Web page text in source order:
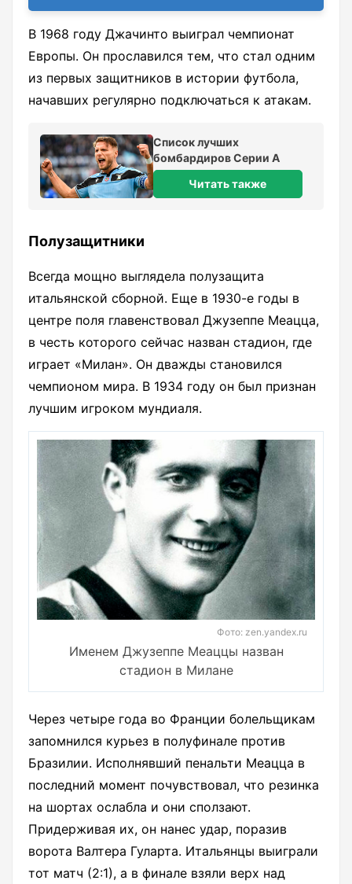
В 1968 году Джачинто выиграл чемпионат
Европы. Он прославился тем, что стал одним
из первых защитников в истории футбола,
начавших регулярно подключаться к атакам.
Список лучших
бомбардиров Серии А
Читать также
Полузащитники
Всегда мощно выглядела полузащита
итальянской сборной. Еще в 1930-е годы в
центре поля главенствовал Джузеппе Меацца,
в честь которого сейчас назван стадион, где
играет «Милан». Он дважды становился
чемпионом мира. В 1934 году он был признан
лучшим игроком мундиаля.
Фото: zen.yandex.ru
Именем Джузеппе Меаццы назван
стадион в Милане
Через четыре года во Франции болельщикам
запомнился курьез в полуфинале против
Бразилии. Исполнявший пенальти Меацца в
последний момент почувствовал, что резинка
на шортах ослабла и они сползают.
Придерживая их, он нанес удар, поразив
ворота Валтера Гуларта. Итальянцы выиграли
тот матч (2:1), а в финале взяли верх над